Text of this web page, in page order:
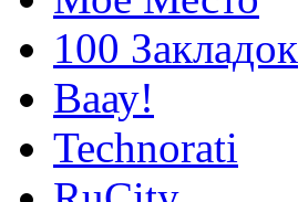
100 Закладок
Ваау!
Technorati